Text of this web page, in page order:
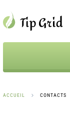
ACCUEIL CONTACTS